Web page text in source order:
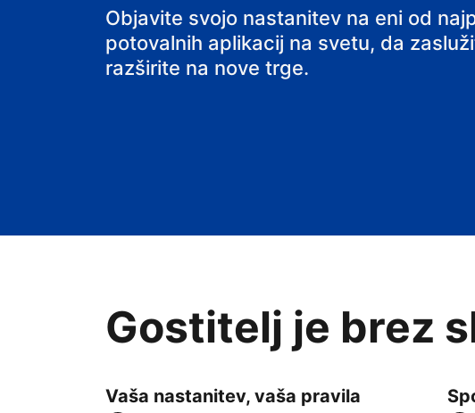
svoj B&B
Objavite svojo nastanitev na eni od
potovalnih aplikacij na svetu, da
razširite na nove trge.
Gostitelj je brez
Vaša nastanitev, vaša pravila